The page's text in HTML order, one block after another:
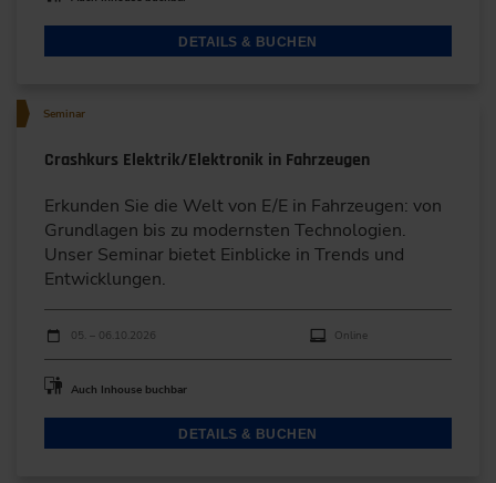
DETAILS & BUCHEN
Seminar
Crashkurs Elektrik/Elektronik in Fahrzeugen
Erkunden Sie die Welt von E/E in Fahrzeugen: von
Grundlagen bis zu modernsten Technologien.
Unser Seminar bietet Einblicke in Trends und
Entwicklungen.
Durchführungen
Veranstaltungsdatum
05. – 06.10.2026 Online
Auch Inhouse buchbar
DETAILS & BUCHEN